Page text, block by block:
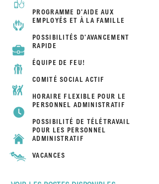
PROGRAMME D'AIDE AUX
EMPLOYÉS ET À LA FAMILLE
POSSIBILITÉS D'AVANCEMENT
RAPIDE
ÉQUIPE DE FEU!
COMITÉ SOCIAL ACTIF
HORAIRE FLEXIBLE POUR LE
PERSONNEL ADMINISTRATIF
POSSIBILITÉ DE TÉLÉTRAVAIL
POUR LES PERSONNEL
ADMINISTRATIF
VACANCES